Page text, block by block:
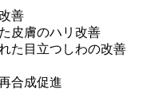
善
皮膚のハリ改善
た目立つしわの改善
合成促進